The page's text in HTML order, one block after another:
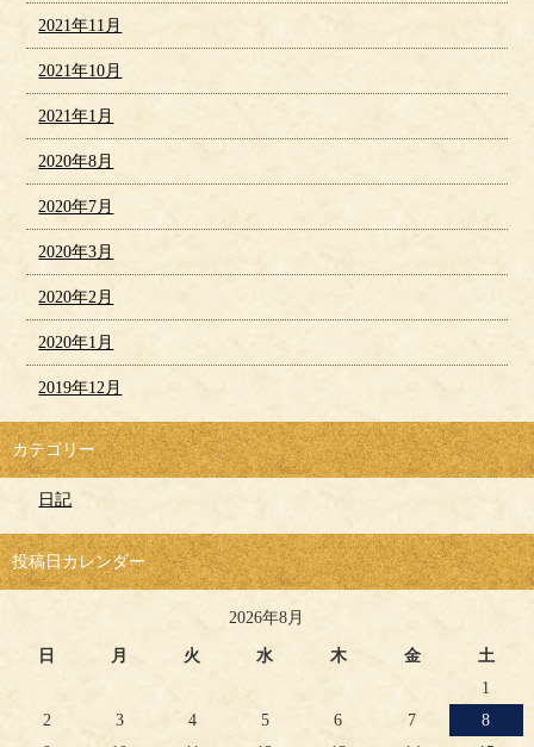
2021年11月
2021年10月
2021年1月
2020年8月
2020年7月
2020年3月
2020年2月
2020年1月
2019年12月
カテゴリー
日記
投稿日カレンダー
2026年8月
日 月 火 水 木 金
土
1
2
3 4 5 6 7
8